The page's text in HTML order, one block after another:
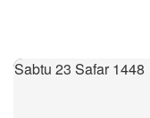
Sabtu 23 Safar 1448